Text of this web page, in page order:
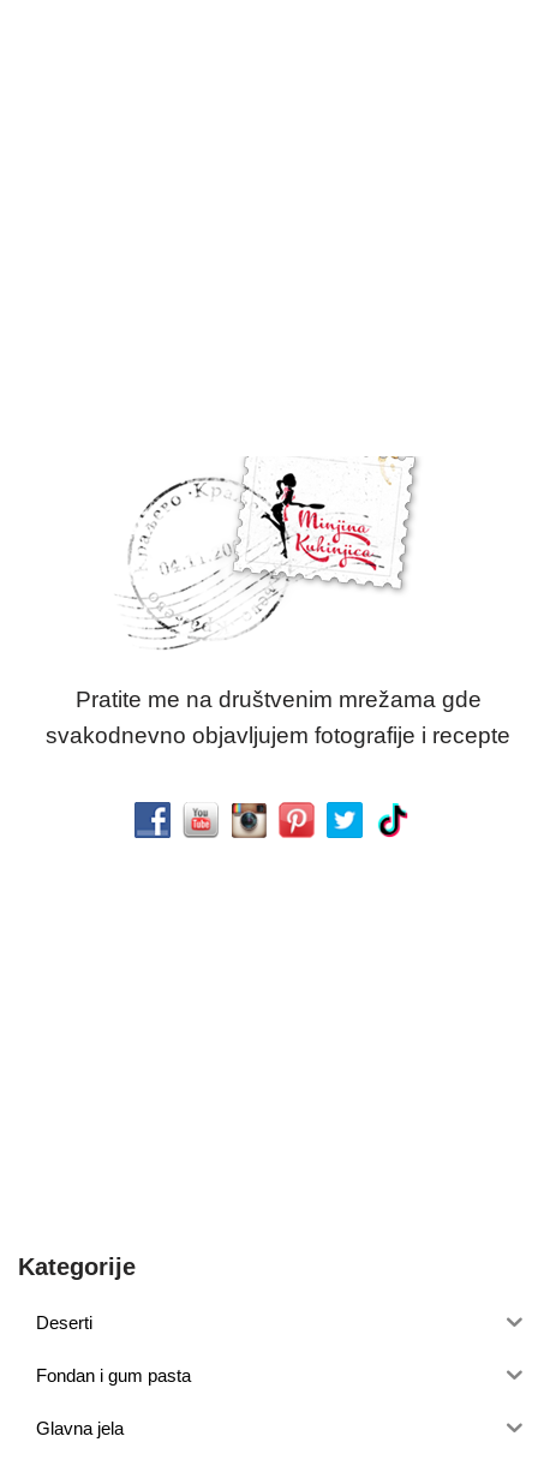
Pratite me na društvenim mrežama gde
svakodnevno objavljujem fotografije i recepte
Kategorije
Deserti
Fondan i gum pasta
Glavna jela